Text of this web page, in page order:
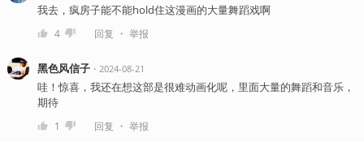
我去，疯房子能不能hold住这漫画的大量舞蹈戏啊
4 回复 ・ 举报
黑色风信子・ 2024-08-21
哇！惊喜，我还在想这部是很难动画化呢，里面大量的舞蹈和音乐，
期待
1 回复 ・ 举报